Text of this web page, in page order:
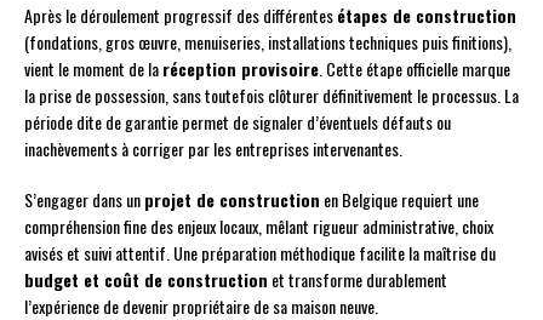
Après le déroulement progressif des différentesétapes de construction
(fondations, gros œuvre, menuiseries, installations techniques puis finitions),
vient le moment de laréception provisoire . Cette étape officielle marque
la prise de possession, sans toutefois clôturer définitivement le processus. La
période dite de garantie permet de signaler d’éventuels défauts ou
inachèvements à corriger par les entreprises intervenantes.
S’engager dans unprojet de construction en Belgique requiert une
compréhension fine des enjeux locaux, mêlant rigueur administrative, choix
avisés et suivi attentif. Une préparation méthodique facilite la maîtrise du
budget et coût de construction et transforme durablement
l’expérience de devenir propriétaire de sa maison neuve.